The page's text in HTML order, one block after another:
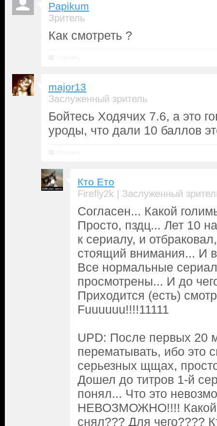
Papikum
Зритель
Как смотреть ?
major13
Заслуженный зритель
Бойтесь Ходячих 7.6, а это
уроды, что дали 10 баллов
Кто Ето
Firefly2k | Заслуженный
Согласен... Какой
Просто, пздц... Лет 10
к сериалу, и
стоящий внимания... И
Все нормальные
просмотрены... И до
Приходится (есть)
Fuuuuuu!!!!11111
UPD: После первых 20
перематывать, ибо это
серьезных щщах,
Дошел до титров 1-й
понял... Что это
НЕВОЗМОЖНО!!!! Какой
снял??? Для чего????